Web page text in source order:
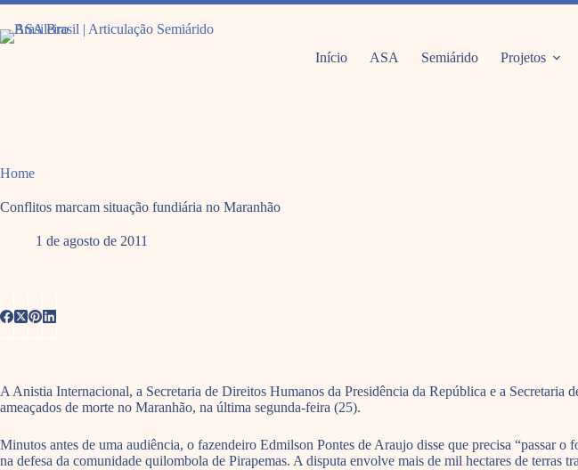
Pular
para
o
Início ASA Semiárido Projetos
Home
Conflitos marcam situação fundiária no Maranhão
1 de agosto de 2011
A Anistia Internacional, a Secretaria de Direitos Humanos da Presidência da República e a Secretaria
ameaçados de morte no Maranhão, na última segunda-feira (25).
Minutos antes de uma audiência, o fazendeiro Edmilson Pontes de Araujo disse que precisa “passar
na defesa da comunidade quilombola de Pirapemas. A disputa envolve mais de mil hectares de terras